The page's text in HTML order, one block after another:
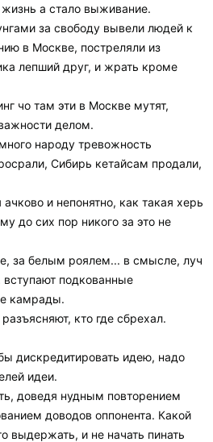
а стало выживание.
за свободу вывели людей к
в Москве, постреляли из
лепший друг, и жрать кроме
чо там эти в Москве мутят,
делом.
народу тревожность
Сибирь кетайсам продали,
и непонятно, как такая херь
до сих пор никого за это не
за белым роялем... в смысле, луч
подкованные
камрады.
кто где сбрехал.
дискредитировать идею, надо
идеи.
доведя нудным повторением
доводов оппонента. Какой
выдержать, и не начать пинать